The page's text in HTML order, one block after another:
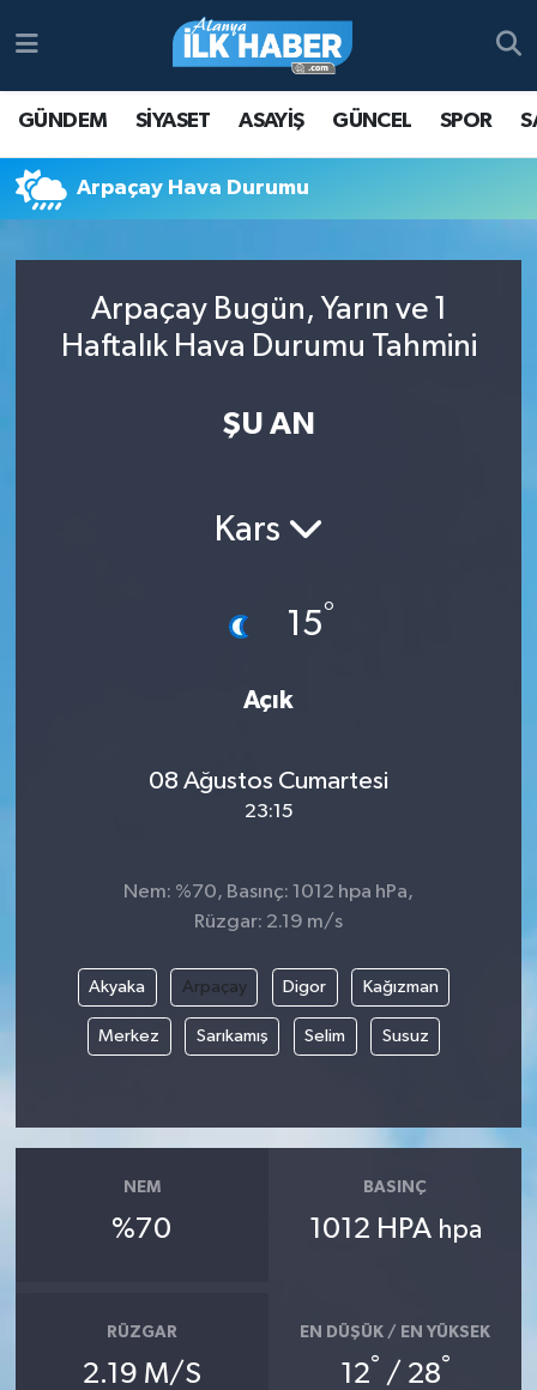
GÜNDEM SİYASET ASAYİŞ GÜNCEL SPOR
Arpaçay Hava Durumu
Arpaçay Bugün, Yarın ve 1
Haftalık Hava Durumu Tahmini
ŞU AN
Kars
15°
Açık
08 Ağustos Cumartesi
23:15
Nem: %70, Basınç: 1012 hpa hPa,
Rüzgar: 2.19 m/s
Akyaka Arpaçay Digor Kağızman
Merkez Sarıkamış Selim Susuz
NEM
%70
BASINÇ
1012 HPA hpa
RÜZGAR
2.19 M/S
EN DÜŞÜK / EN YÜKSEK
12° / 28°
Antalya Nöbetçi Eczaneler
Süper Lig Puan Durumu ve Fikstür